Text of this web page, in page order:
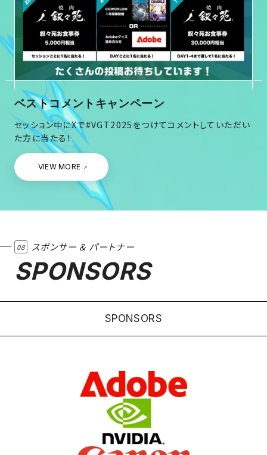
ベストコメントキャンペーン
セッション中にXで#VGT2025をつけてコメントしていただい
た方に当たる！
VIEW MORE
08 スポンサー & パートナー
SPONSORS
SPONSORS